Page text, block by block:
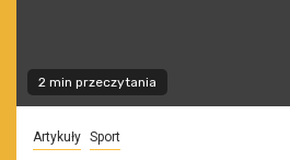
2 min przeczytania
Artykuły Sport